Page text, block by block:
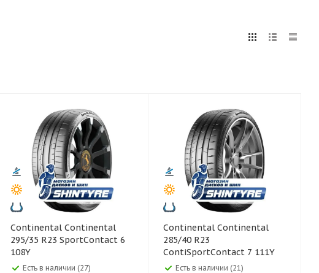
Continental Continental
295/35 R23 SportContact 6
108Y
Есть в наличии (27)
Continental Continental
285/40 R23
ContiSportContact 7 111Y
Есть в наличии (21)